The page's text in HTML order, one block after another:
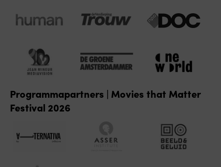
Programmapartners | Movies that Matter
Festival 2026